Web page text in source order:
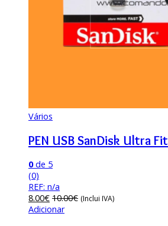
Vários
PEN USB SanDisk Ultra
0de 5
(0)
REF: n/a
8.00€ 10.00€ (Inclui IVA)
Adicionar